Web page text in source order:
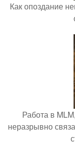
Как опоздание
Работа в
неразрывно